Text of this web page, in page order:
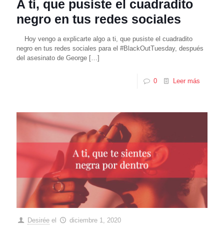
A ti, que pusiste el cuadradito
negro en tus redes sociales
Hoy vengo a explicarte algo a ti, que pusiste el cuadradito
negro en tus redes sociales para el #BlackOutTuesday, después
del asesinato de George […]
0 Leer más
Desirée el diciembre 1, 2020